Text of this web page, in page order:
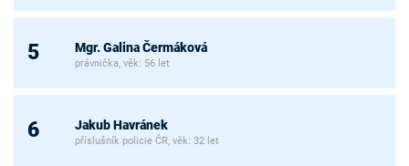
5 Mgr. Galina Čermáková
právnička, věk: 56 let
6 Jakub Havránek
příslušník policie ČR, věk: 32 let